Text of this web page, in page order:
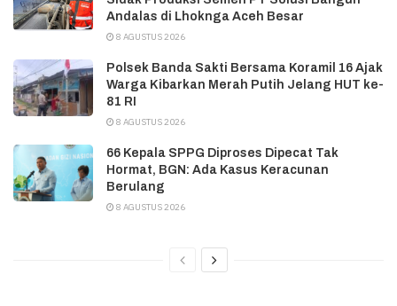
Andalas di Lhoknga Aceh Besar
8 AGUSTUS 2026
Polsek Banda Sakti Bersama Koramil 16 Ajak
Warga Kibarkan Merah Putih Jelang HUT ke-
81 RI
8 AGUSTUS 2026
66 Kepala SPPG Diproses Dipecat Tak
Hormat, BGN: Ada Kasus Keracunan
Berulang
8 AGUSTUS 2026